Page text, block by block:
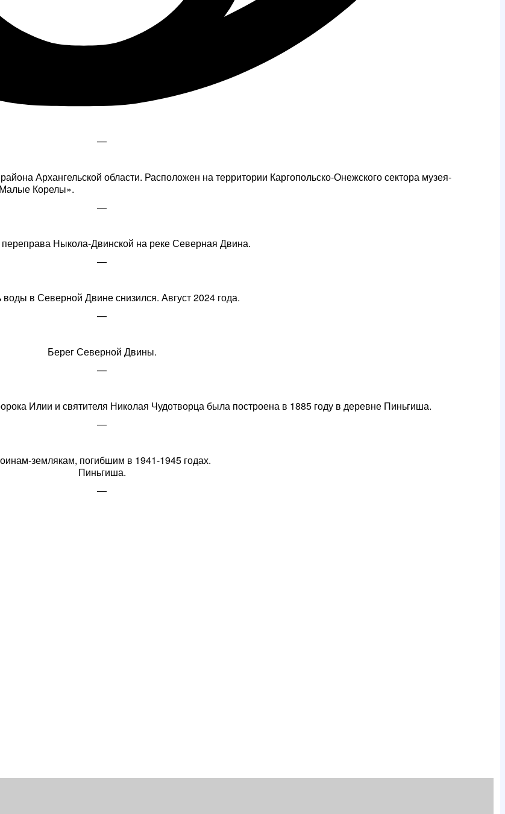
—
Архангельской области. Расположен на территории Каргопольско-Онежского сектора музея-
Корелы».
—
Ныкола-Двинской на реке Северная Двина.
—
воды в Северной Двине снизился. Август 2024 года.
—
Берег Северной Двины.
—
Илии и святителя Николая Чудотворца была построена в 1885 году в деревне Пиньгиша.
—
землякам, погибшим в 1941-1945 годах.
Пиньгиша.
—